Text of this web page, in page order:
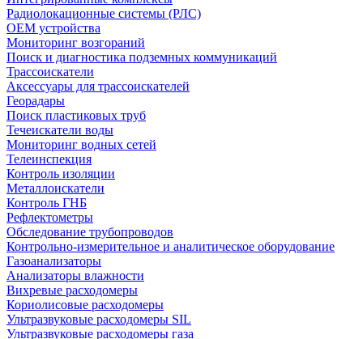
Радиолокационные системы (РЛС)
OEM устройства
Мониторинг возгораний
Поиск и диагностика подземных коммуникаций
Трассоискатели
Аксессуары для трассоискателей
Георадары
Поиск пластиковых труб
Течеискатели воды
Мониторинг водных сетей
Телеинспекция
Контроль изоляции
Металлоискатели
Контроль ГНБ
Рефлектометры
Обследование трубопроводов
Контрольно-измерительное и аналитическое оборудование
Газоанализаторы
Анализаторы влажности
Вихревые расходомеры
Кориолисовые расходомеры
Ультразвуковые расходомеры SIL
Ультразвуковые расходомеры газа